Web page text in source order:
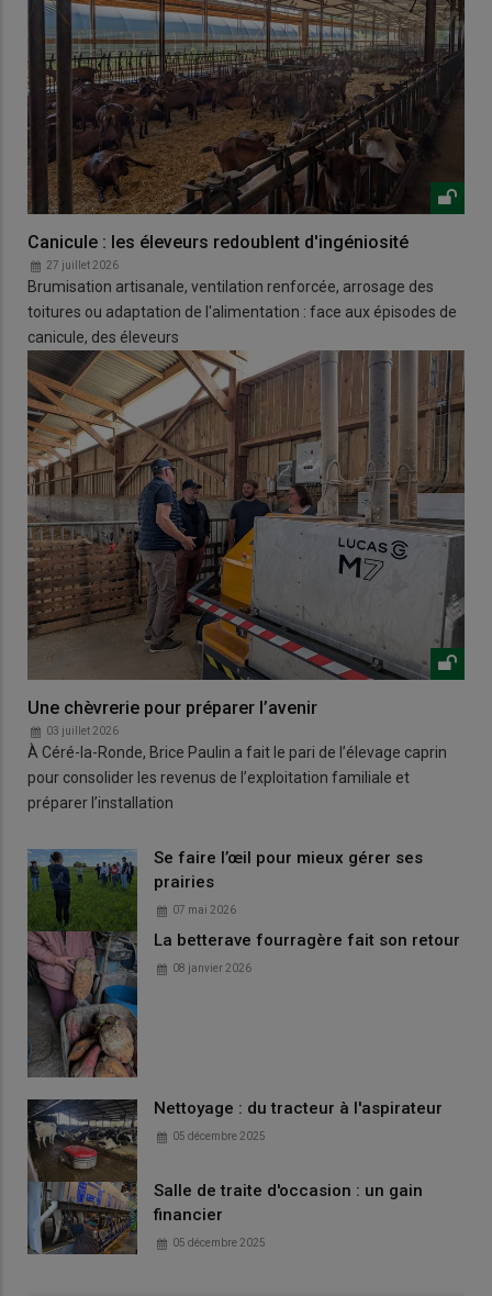
Canicule : les éleveurs redoublent d'ingéniosité
27 juillet 2026
Brumisation artisanale, ventilation renforcée, arrosage des
toitures ou adaptation de l'alimentation : face aux épisodes de
canicule, des éleveurs
Une chèvrerie pour préparer l’avenir
03 juillet 2026
À Céré-la-Ronde, Brice Paulin a fait le pari de l’élevage caprin
pour consolider les revenus de l’exploitation familiale et
préparer l’installation
Se faire l’œil pour mieux gérer ses
prairies
07 mai 2026
La betterave fourragère fait son retour
08 janvier 2026
Nettoyage : du tracteur à l'aspirateur
05 décembre 2025
Salle de traite d'occasion : un gain
financier
05 décembre 2025